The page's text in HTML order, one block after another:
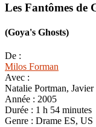
Les Fantômes de
(Goya's Ghosts)
De :
Milos Forman
Avec :
Natalie Portman,
Année : 2005
Durée : 1 h 54 minutes
Genre : Drame ES, US